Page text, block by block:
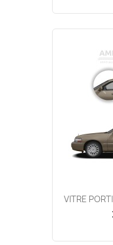
VITRE